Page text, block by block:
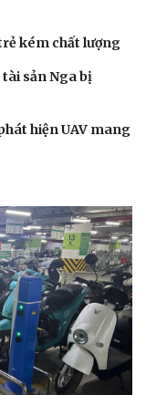
kém chất lượng
tài sản Nga bị
hiện UAV mang